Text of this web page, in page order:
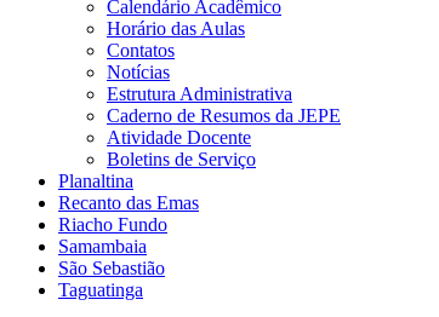
Calendário Acadêmico
Horário das Aulas
Contatos
Notícias
Estrutura Administrativa
Caderno de Resumos da JEPE
Atividade Docente
Boletins de Serviço
Planaltina
Recanto das Emas
Riacho Fundo
Samambaia
São Sebastião
Taguatinga